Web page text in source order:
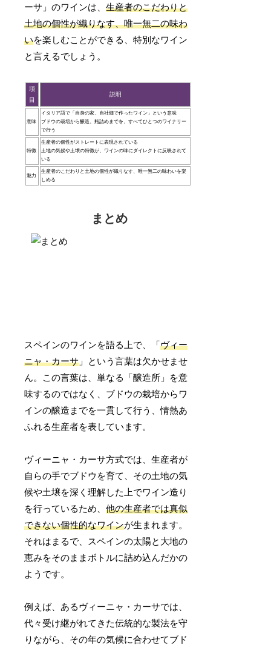
ーサ」のワインは、生産者のこだわりと
土地の個性が織りなす、唯一無二の味わ
いを楽しむことができる、特別なワイン
と言えるでしょう。
項
目
説明
意味
イタリア語で「自身の家、自社畑で作ったワイン」という意味
ブドウの栽培から醸造、瓶詰めまでを、すべてひとつのワイナリー
で行う
特徴
生産者の個性がストレートに表現されている
土地の気候や土壌の特徴が、ワインの味にダイレクトに反映されて
いる
魅力
生産者のこだわりと土地の個性が織りなす、唯一無二の味わいを楽
しめる
まとめ
スペインのワインを語る上で、「ヴィー
ニャ・カーサ 」という言葉は欠かせませ
ん。この言葉は、単なる「醸造所」を意
味するのではなく、ブドウの栽培からワ
インの醸造までを一貫して行う、情熱あ
ふれる生産者を表しています。
ヴィーニャ・カーサ方式では、生産者が
自らの手でブドウを育て、その土地の気
候や土壌を深く理解した上でワイン造り
を行っているため、他の生産者では真似
できない個性的なワインが生まれます。
それはまるで、スペインの太陽と大地の
恵みをそのままボトルに詰め込んだかの
ようです。
例えば、あるヴィーニャ・カーサでは、
代々受け継がれてきた伝統的な製法を守
りながら、その年の気候に合わせてブド